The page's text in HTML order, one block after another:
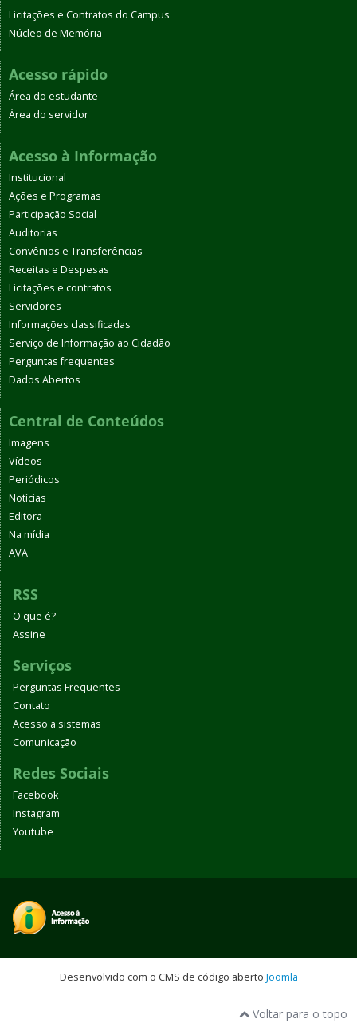
Licitações e Contratos do Campus
Núcleo de Memória
Acesso rápido
Área do estudante
Área do servidor
Acesso à Informação
Institucional
Ações e Programas
Participação Social
Auditorias
Convênios e Transferências
Receitas e Despesas
Licitações e contratos
Servidores
Informações classificadas
Serviço de Informação ao Cidadão
Perguntas frequentes
Dados Abertos
Central de Conteúdos
Imagens
Vídeos
Periódicos
Notícias
Editora
Na mídia
AVA
RSS
O que é?
Assine
Serviços
Perguntas Frequentes
Contato
Acesso a sistemas
Comunicação
Redes Sociais
Facebook
Instagram
Youtube
Desenvolvido com o CMS de código aberto Joomla
Voltar para o topo